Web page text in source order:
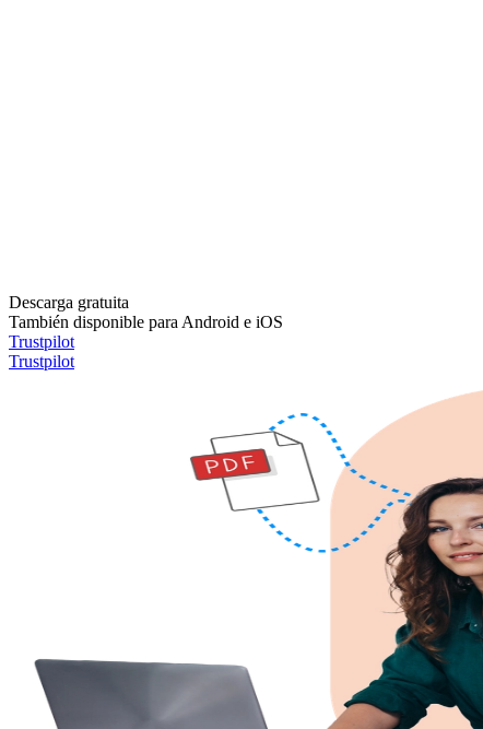
Descarga gratuita
También disponible para Android e iOS
Trustpilot
Trustpilot